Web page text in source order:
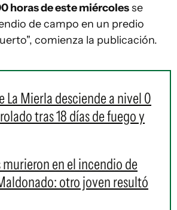
horas de este miércolesse
de campo en un predio
comienza la publicación.
La Mierla desciende a nivel 0
tras 18 días de fuego y
murieron en el incendio de
otro joven resultó